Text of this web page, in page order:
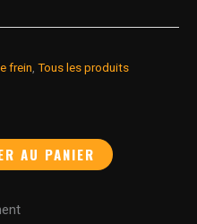
frein Tous les produits
AU PANIER